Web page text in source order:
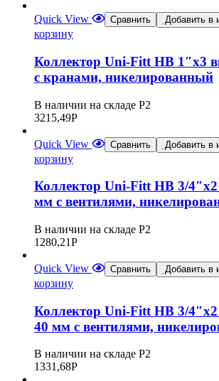
Quick View Сравнить Добавить в
корзину
Коллектор Uni-Fitt НВ 1″х3
с кранами, никелированный
В наличии на складе Р2
3215,49Р
Quick View Сравнить Добавить в
корзину
Коллектор Uni-Fitt НВ 3/
мм с вентилями,
В наличии на складе Р2
1280,21Р
Quick View Сравнить Добавить в
корзину
Коллектор Uni-Fitt НВ 3/
40 мм с вентилями,
В наличии на складе Р2
1331,68Р